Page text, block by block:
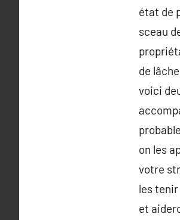
état de
sceau
de
voici
on les
votre
les
et